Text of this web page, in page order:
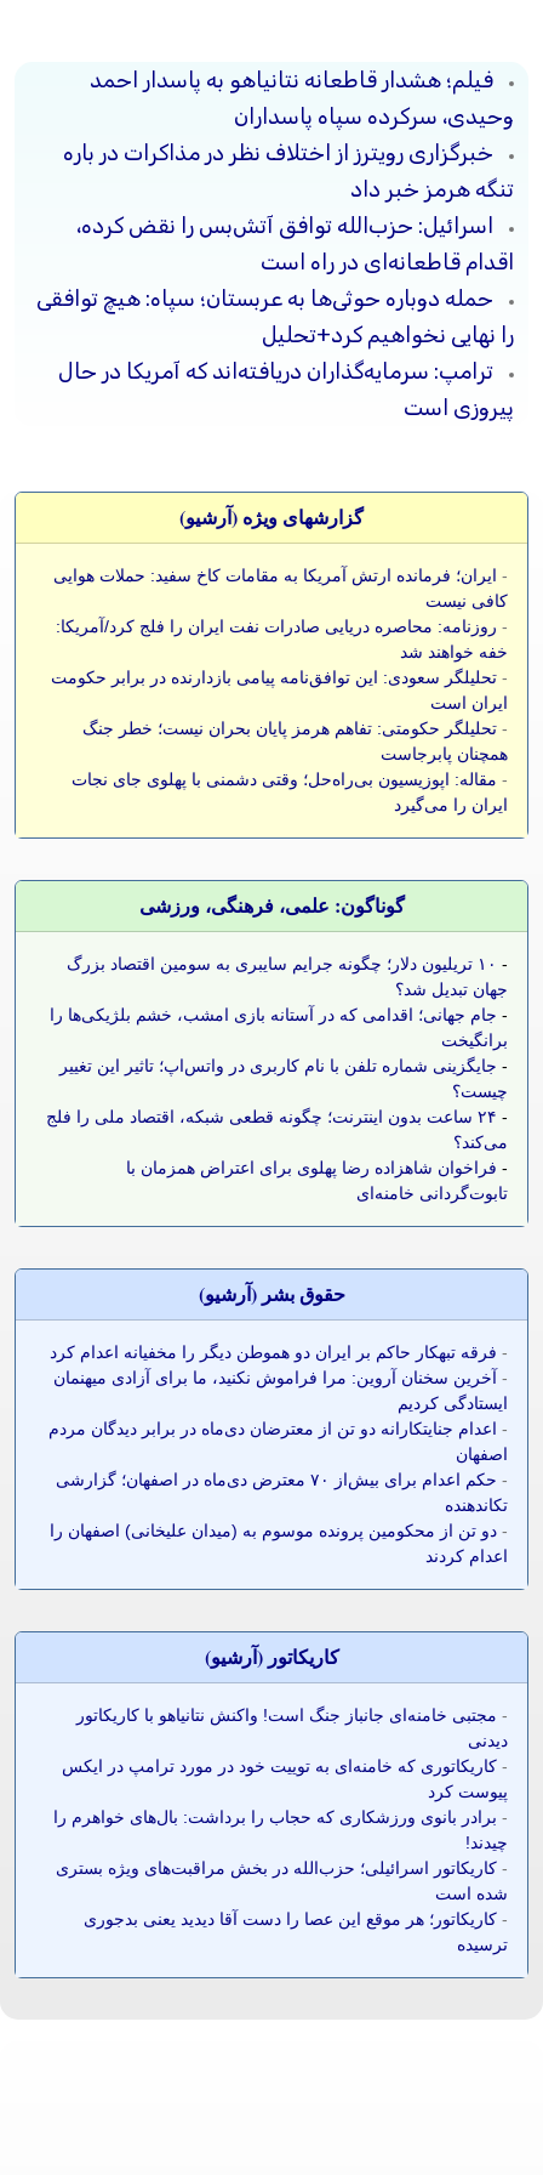
فیلم؛ هشدار قاطعانه نتانیاهو به پاسدار احمد
وحیدی، سرکرده سپاه پاسداران
خبرگزاری رویترز از اختلاف نظر در مذاکرات در باره
تنگه هرمز خبر داد
اسرائیل: حزب‌الله توافق آتش‌بس را نقض کرده،
اقدام قاطعانه‌ای در راه است
حمله دوباره حوثی‌ها به عربستان؛ سپاه: هیچ توافقی
را نهایی نخواهیم کرد+تحلیل
ترامپ: سرمایه‌گذاران دریافته‌اند که آمریکا در حال
پیروزی است
گزارشهای ویژه (آرشيو)
- ایران؛ فرمانده ارتش آمریکا به مقامات کاخ سفید: حملات هوایی
کافی نیست
- روزنامه: محاصره دریایی صادرات نفت ایران را فلج کرد/آمریکا:
خفه خواهند شد
- تحلیلگر سعودی: این توافق‌نامه پیامی بازدارنده در برابر حکومت
ایران است
- تحلیلگر حکومتی: تفاهم هرمز پایان بحران نیست؛ خطر جنگ
همچنان پابرجاست
- مقاله: اپوزیسیون بی‌راه‌حل؛ وقتی دشمنی با پهلوی جای نجات
ایران را می‌گیرد
گوناگون: علمی، فرهنگی، ورزشی
-
۱۰ تریلیون دلار؛ چگونه جرایم سایبری به سومین اقتصاد بزرگ
جهان تبدیل شد؟
- جام جهانی؛ اقدامی که در آستانه بازی امشب، خشم بلژیکی‌ها را
برانگیخت
- جایگزینی شماره تلفن با نام کاربری در واتس‌اپ؛ تاثیر این تغییر
چیست؟
-
۲۴ ساعت بدون اینترنت؛ چگونه قطعی شبکه، اقتصاد ملی را فلج
می‌کند؟
- فراخوان شاهزاده رضا پهلوی برای اعتراض همزمان با
تابوت‌گردانی خامنه‌ای
حقوق بشر (آرشيو)
- فرقه تبهکار حاکم بر ایران دو هموطن دیگر را مخفیانه اعدام کرد
- آخرین سخنان آروین: مرا فراموش نکنید، ما برای آزادی میهنمان
ایستادگی کردیم
- اعدام جنایتکارانه دو تن از معترضان دی‌ماه در برابر دیدگان مردم
اصفهان
-
حکم اعدام برای بیش‌از ۷۰ معترض دی‌ماه در اصفهان؛ گزارشی
تکاندهنده
- دو تن از محکومین پرونده موسوم به (میدان علیخانی) اصفهان را
اعدام کردند
کاريکاتور (آرشيو)
- مجتبی خامنه‌ای جانباز جنگ است! واکنش نتانیاهو با کاریکاتور
دیدنی
- کاریکاتوری که خامنه‌ای به توییت خود در مورد ترامپ در ایکس
پیوست کرد
- برادر بانوی ورزشکاری که حجاب را برداشت: بال‌های خواهرم را
چیدند!
- کاریکاتور اسرائیلی؛ حزب‌الله در بخش مراقبت‌های ویژه بستری
شده است
- کاریکاتور؛ هر موقع این عصا را دست آقا دیدید یعنی بدجوری
ترسیده